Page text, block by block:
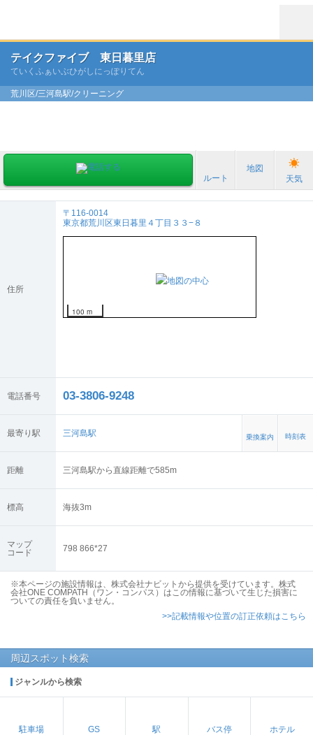
テイクファイブ 東日暮里店
ていくふぁいぶひがしにっぽりてん
荒川区/三河島駅/クリーニング
ルート
地図
天気
住所
〒116-0014
東京都荒川区東日暮里４丁目３３−８
100 m
電話番号 03-3806-9248
最寄り駅 三河島駅 乗換案内 時刻表
距離 三河島駅から直線距離で585m
標高 海抜3m
マップ
コード
798 866*27
※本ページの施設情報は、株式会社ナビットから提供を受けています。株式
会社ONE COMPATH（ワン・コンパス）はこの情報に基づいて生じた損害に
ついての責任を負いません。
>>記載情報や位置の訂正依頼はこちら
周辺スポット検索
ジャンルから検索
駐車場 GS 駅 バス停 ホテル